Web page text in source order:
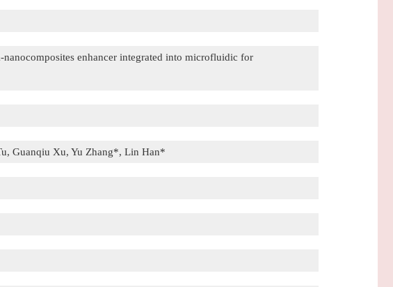
enhancer integrated into microfluidic for
Guanqiu Xu, Yu Zhang*, Lin Han*